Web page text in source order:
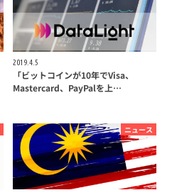
2019.4.5
「ビットコインが10年でVisa、
Mastercard、PayPalを上…
ニュース